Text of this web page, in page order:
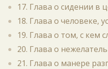
17. Глава о сидении в
18. Глава о человеке,
19. Глава о том, с кем
20. Глава о
21. Глава о манере